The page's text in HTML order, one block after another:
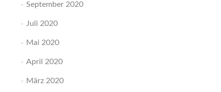
September 2020
Juli 2020
Mai 2020
April 2020
März 2020